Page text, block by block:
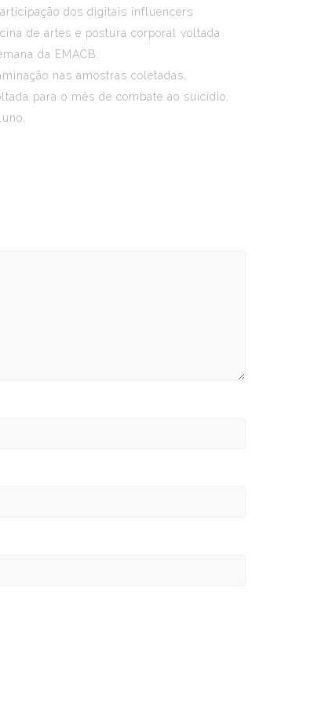
dos digitais influencers
de artes e postura corporal voltada
da EMACB.
nas amostras coletadas,
para o mês de combate ao suicídio,